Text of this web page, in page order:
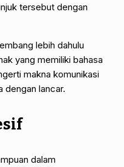
tersebut dengan
lebih dahulu
yang memiliki bahasa
makna komunikasi
dengan lancar.
dalam